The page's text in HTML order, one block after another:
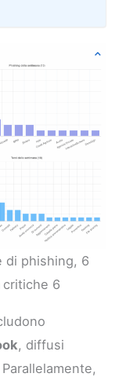
di phishing, 6
critiche 6
, diffusi